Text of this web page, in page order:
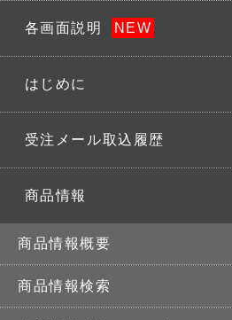
各画面説明
はじめに
受注メール取込履歴
商品情報
商品情報概要
商品情報検索